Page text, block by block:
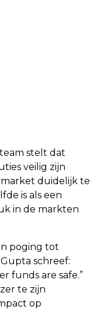
stelt dat
veilig zijn
duidelijk te
is als een
in de markten
poging tot
schreef:
funds are safe.”
te zijn
op